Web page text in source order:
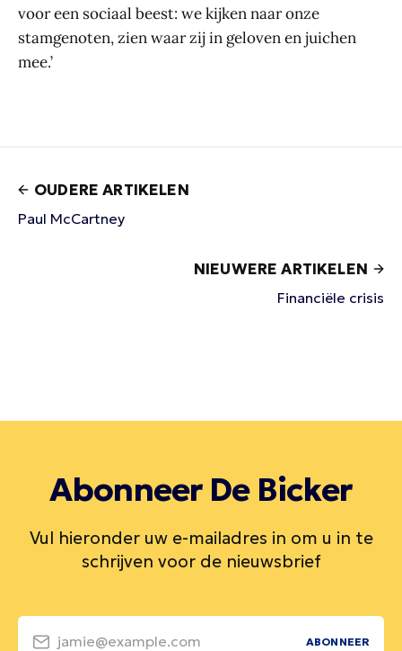
voor een sociaal beest: we kijken naar onze
stamgenoten, zien waar zij in geloven en juichen
mee.’
OUDERE ARTIKELEN
Paul McCartney
NIEUWERE ARTIKELEN
Financiële crisis
Abonneer De Bicker
Vul hieronder uw e-mailadres in om u in te
schrijven voor de nieuwsbrief
jamie@example.com ABONNEER